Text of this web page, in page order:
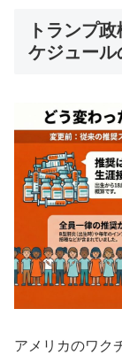
トランプ
ケジュール
アメリカのワク